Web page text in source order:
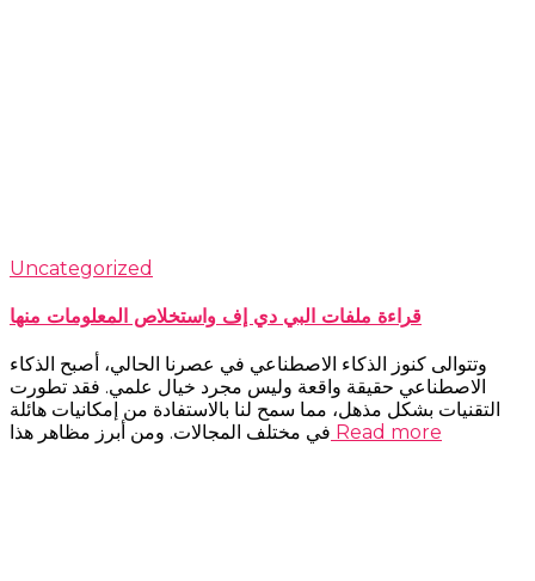
Uncategorized
قراءة ملفات البي دي إف واستخلاص المعلومات منها
وتتوالى كنوز الذكاء الاصطناعي في عصرنا الحالي، أصبح الذكاء
الاصطناعي حقيقة واقعة وليس مجرد خيال علمي. فقد تطورت
التقنيات بشكل مذهل، مما سمح لنا بالاستفادة من إمكانيات هائلة
في مختلف المجالات. ومن أبرز مظاهر هذا Read more